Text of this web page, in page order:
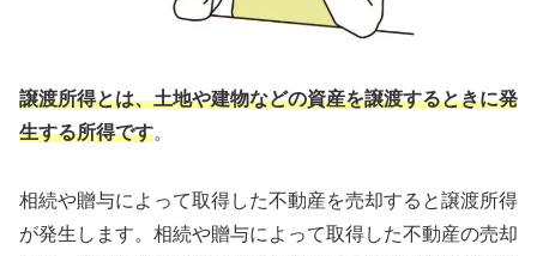
譲渡所得とは、土地や建物などの資産を譲渡するときに発
生する所得です。
相続や贈与によって取得した不動産を売却すると譲渡所得
が発生します。相続や贈与によって取得した不動産の売却